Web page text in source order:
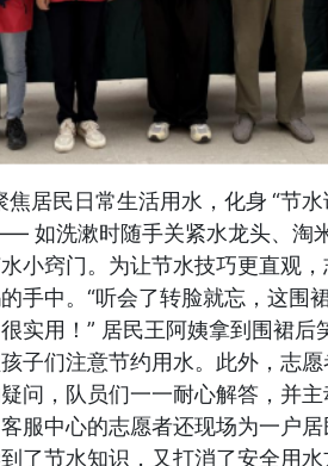
焦居民日常生活用水，化身 “节
如洗漱时随手关紧水龙头、 淘
小窍门。为让节水技巧更直观
的手中。 “听会了转脸就忘，这围
实用！ ” 居民王阿姨拿到围裙后
子们注意节约用水。此外，志
问，队员们一一耐心解答，并主
服中心的志愿者还现场为一户居
了节水知识，又打消了安全用水